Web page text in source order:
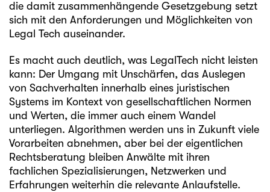
die damit zusammenhängende Gesetzgebung setzt
sich mit den Anforderungen und Möglichkeiten von
Legal Tech auseinander.
Es macht auch deutlich, was LegalTech nicht leisten
kann: Der Umgang mit Unschärfen, das Auslegen
von Sachverhalten innerhalb eines juristischen
Systems im Kontext von gesellschaftlichen Normen
und Werten, die immer auch einem Wandel
unterliegen. Algorithmen werden uns in Zukunft viele
Vorarbeiten abnehmen, aber bei der eigentlichen
Rechtsberatung bleiben Anwälte mit ihren
fachlichen Spezialisierungen, Netzwerken und
Erfahrungen weiterhin die relevante Anlaufstelle.